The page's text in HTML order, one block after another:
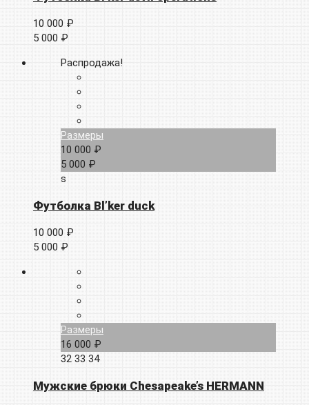
10 000 ₽
5 000 ₽
Распродажа!
Размеры
10 000 ₽
5 000 ₽
s
Футболка Bl’ker duck
10 000 ₽
5 000 ₽
Размеры
16 000 ₽
32 33 34
Мужские брюки Chesapeake’s HERMANN